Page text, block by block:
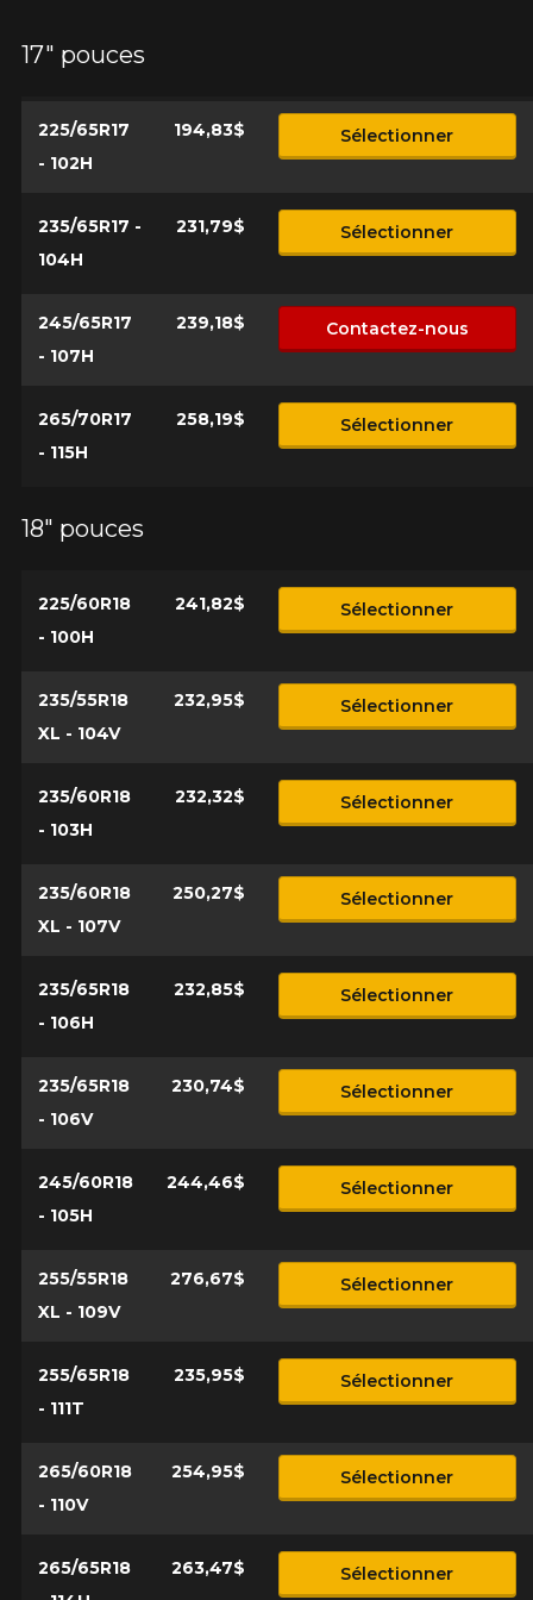
17" pouces
225/65R17
- 102H
194,83$ Sélectionner
235/65R17 -
104H
231,79$ Sélectionner
245/65R17
- 107H
239,18$ Contactez-nous
265/70R17
- 115H
258,19$ Sélectionner
18" pouces
225/60R18
- 100H
241,82$ Sélectionner
235/55R18
XL - 104V
232,95$ Sélectionner
235/60R18
- 103H
232,32$ Sélectionner
235/60R18
XL - 107V
250,27$ Sélectionner
235/65R18
- 106H
232,85$ Sélectionner
235/65R18
- 106V
230,74$ Sélectionner
245/60R18
- 105H
244,46$ Sélectionner
255/55R18
XL - 109V
276,67$ Sélectionner
255/65R18
- 111T
235,95$ Sélectionner
265/60R18
- 110V
254,95$ Sélectionner
265/65R18
263,47$ Sélectionner
d'équipement pour votre véhicule, vous devez vérifier